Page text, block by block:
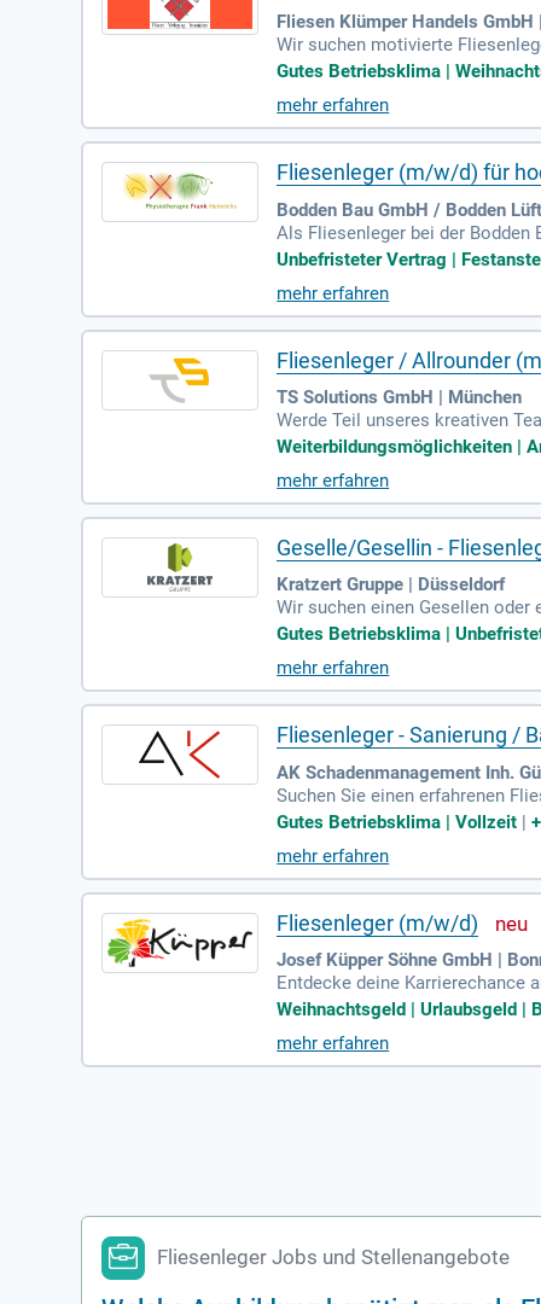
Fliesen Klümper Handels GmbH
Wir suchen motivierte
ein wertschätzendes Umfeld. In
eine Expertise sorgt dafür, dass
olgreiche Bauprojekte mit
Gutes Betriebsklima |
mehr erfahren
Fliesenleger (m/w/d) für
Bodden Bau GmbH / Bodden
Als Fliesenleger bei der Bodden
sere Sanitärinstallateure und
unden stehen bei uns an erster
tner für Bauleistungen und
kte in der Region. Besonders
Unbefristeter Vertrag |
mehr erfahren
Fliesenleger / Allrounder
TS Solutions GmbH | München
Werde Teil unseres kreativen
iesen bis zu spannenden
sche versteht. Dein
se B sind Voraussetzung, um in
ekte, die den Alltag bereichern!
Weiterbildungsmöglichkeiten |
mehr erfahren
Geselle/Gesellin -
Kratzert Gruppe | Düsseldorf
Wir suchen einen Gesellen
klegearbeiten. Zu den Aufgaben
Erfahrung. Teamfähigkeit,
Sie sind bereit, zwischen
Gutes Betriebsklima |
mehr erfahren
Fliesenleger - Sanierung /
AK Schadenmanagement Inh.
Suchen Sie einen erfahrenen
eld mit Projekten in Sanierung
Arbeitsweise wird geschätzt.
Sie von einem sicheren
Gutes Betriebsklima | Vollzeit |
mehr erfahren
Fliesenleger (m/w/d)
Josef Küpper Söhne GmbH |
Entdecke deine Karrierechance
mmer und Chefarztbehandlung
er Badezimmer – vom
Projektleitern und
rungen. Bewirb dich jetzt über
Weihnachtsgeld | Urlaubsgeld |
mehr erfahren
Fliesenleger Jobs und Stellenangebote